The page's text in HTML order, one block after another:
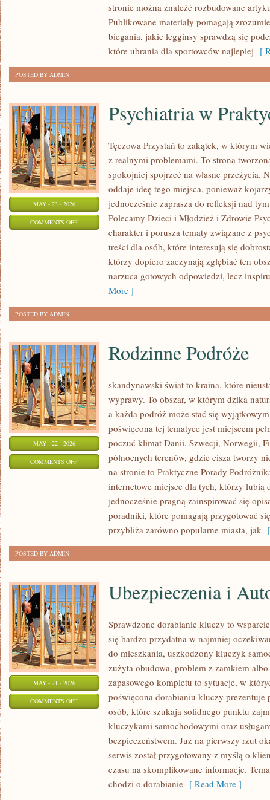
PRODUKTÓW
stronie można znaleźć rozbudowane
Publikowane materiały pomagają
biegania, jakie legginsy sprawdzą się
które ubrania dla sportowców najlepiej [
POSTED BY ADMIN
MAY - 23 - 2026
COMMENTS OFFON
PSYCHIATRIA
PRAKTYCE
Psychiatria w
Tęczowa Przystań to zakątek, w którym
z realnymi problemami. To strona
spokojniej spojrzeć na własne przeżycia.
oddaje ideę tego miejsca, ponieważ
jednocześnie zaprasza do refleksji nad
Polecamy Dzieci i Młodzież i Zdrowie
charakter i porusza tematy związane z
treści dla osób, które interesują się
którzy dopiero zaczynają zgłębiać ten
narzuca gotowych odpowiedzi, lecz
More ]
POSTED BY ADMIN
MAY - 22 - 2026
COMMENTS OFFON
Rodzinne Podróże
skandynawski świat to kraina, które
wyprawy. To obszar, w którym dzika
a każda podróż może stać się
poświęcona tej tematyce jest miejscem
poczuć klimat Danii, Szwecji, Norwegii,
północnych terenów, gdzie cisza tworzy
na stronie to Praktyczne Porady
internetowe miejsce dla tych, którzy lubią
jednocześnie pragną zainspirować się
poradniki, które pomagają przygotować
przybliża zarówno popularne miasta, jak
POSTED BY ADMIN
MAY - 21 - 2026
COMMENTS OFFON
UBEZPIECZENIA
AUTOCASCO
Ubezpieczenia i
Sprawdzone dorabianie kluczy to
się bardzo przydatna w najmniej
do mieszkania, uszkodzony kluczyk
zużyta obudowa, problem z zamkiem
zapasowego kompletu to sytuacje, w
poświęcona dorabianiu kluczy prezentuje
osób, które szukają solidnego punktu
kluczykami samochodowymi oraz
bezpieczeństwem. Już na pierwszy rzut
serwis został przygotowany z myślą o
czasu na skomplikowane informacje.
chodzi o dorabianie [ Read More ]